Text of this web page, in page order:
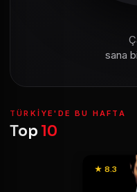
sana
TÜRKIYE'DE BU HAFTA
Top 10
★ 8.3